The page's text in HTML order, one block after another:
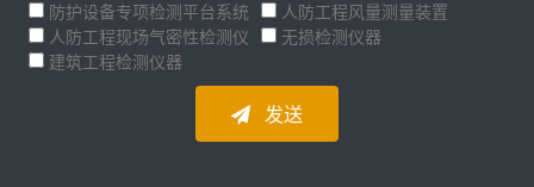
防护设备专项检测平台系统
人防工程风量测量装置
人防工程现场气密性检测仪
无损检测仪器
建筑工程检测仪器
发送